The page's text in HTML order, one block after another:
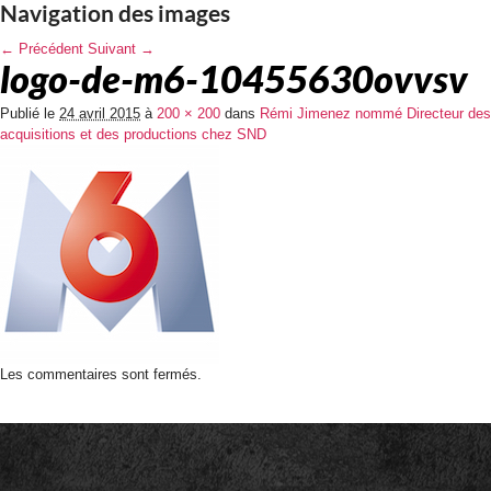
Navigation des images
← Précédent Suivant →
logo-de-m6-10455630ovvsv
Publié le 24 avril 2015 à 200 × 200 dans Rémi Jimenez nommé Directeur des
acquisitions et des productions chez SND
Les commentaires sont fermés.